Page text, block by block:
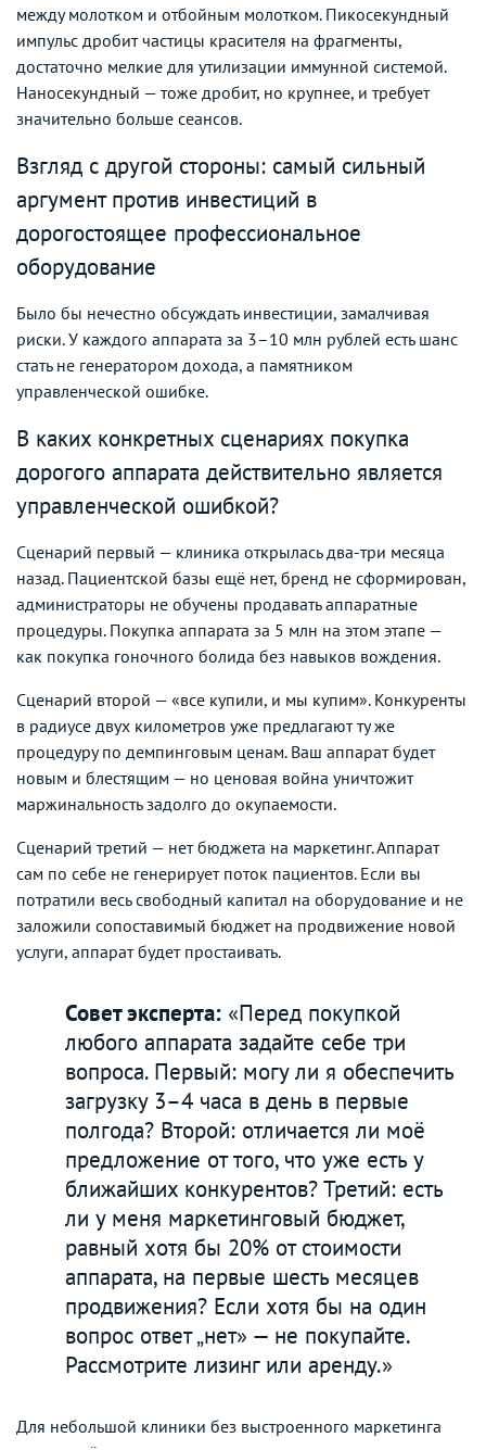
между молотком и отбойным молотком. Пикосекундный
импульс дробит частицы красителя на фрагменты,
достаточно мелкие для утилизации иммунной системой.
Наносекундный — тоже дробит, но крупнее, и требует
значительно больше сеансов.
Взгляд с другой стороны: самый сильный
аргумент против инвестиций в
дорогостоящее профессиональное
оборудование
Было бы нечестно обсуждать инвестиции, замалчивая
риски. У каждого аппарата за 3–10 млн рублей есть шанс
стать не генератором дохода, а памятником
управленческой ошибке.
В каких конкретных сценариях покупка
дорогого аппарата действительно является
управленческой ошибкой?
Сценарий первый — клиника открылась два-три месяца
назад. Пациентской базы ещё нет, бренд не сформирован,
администраторы не обучены продавать аппаратные
процедуры. Покупка аппарата за 5 млн на этом этапе —
как покупка гоночного болида без навыков вождения.
Сценарий второй — «все купили, и мы купим». Конкуренты
в радиусе двух километров уже предлагают ту же
процедуру по демпинговым ценам. Ваш аппарат будет
новым и блестящим — но ценовая война уничтожит
маржинальность задолго до окупаемости.
Сценарий третий — нет бюджета на маркетинг. Аппарат
сам по себе не генерирует поток пациентов. Если вы
потратили весь свободный капитал на оборудование и не
заложили сопоставимый бюджет на продвижение новой
услуги, аппарат будет простаивать.
Совет эксперта: «Перед покупкой
любого аппарата задайте себе три
вопроса. Первый: могу ли я обеспечить
загрузку 3–4 часа в день в первые
полгода? Второй: отличается ли моё
предложение от того, что уже есть у
ближайших конкурентов? Третий: есть
ли у меня маркетинговый бюджет,
равный хотя бы 20% от стоимости
аппарата, на первые шесть месяцев
продвижения? Если хотя бы на один
вопрос ответ „нет» — не покупайте.
Рассмотрите лизинг или аренду.»
Для небольшой клиники без выстроенного маркетинга